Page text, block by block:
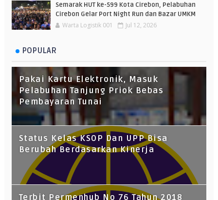
Semarak HUT ke-599 Kota Cirebon, Pelabuhan
Cirebon Gelar Port Night Run dan Bazar UMKM
Warta Logistik 001 Jul 12, 2026
POPULAR
Pakai Kartu Elektronik, Masuk
Pelabuhan Tanjung Priok Bebas
Pembayaran Tunai
Status Kelas KSOP Dan UPP Bisa
Berubah Berdasarkan Kinerja
Terbit Permenhub No 76 Tahun 2018